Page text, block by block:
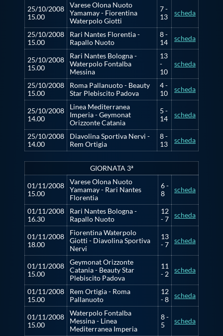
Centri Federali
Area Legislativa
Protezione Civile
Qualità
Sostenibilità
Privacy
Cookie Policy
Archivio News
Flash News
Galleria fotografica
Videogallery
25/10/2008
15.00
Varese Olona Nuoto
Yamamay - Fiorentina
Waterpolo Giotti
7 -
13
scheda
25/10/2008
15.00
Rari Nantes Florentia -
Rapallo Nuoto
8 -
14
scheda
25/10/2008
15.00
Rari Nantes Bologna -
Waterpolo Fontalba
Messina
13
-
10
scheda
25/10/2008
15.00
Roma Pallanuoto - Beauty
Star Plebiscito Padova
4 -
10
scheda
25/10/2008
14.00
Linea Mediterranea
Imperia - Geymonat
Orizzonte Catania
5 -
14
scheda
25/10/2008
14.00
Diavolina Sportiva Nervi -
Rem Ortigia
8 -
13
scheda
GIORNATA 3ª
01/11/2008
15.00
Varese Olona Nuoto
Yamamay - Rari Nantes
Florentia
6 -
8
scheda
01/11/2008
16.30
Rari Nantes Bologna -
Rapallo Nuoto
12
- 7
scheda
01/11/2008
18.00
Fiorentina Waterpolo
Giotti - Diavolina Sportiva
Nervi
13
- 7
scheda
01/11/2008
15.00
Geymonat Orizzonte
Catania - Beauty Star
Plebiscito Padova
11
- 2
scheda
01/11/2008
15.00
Rem Ortigia - Roma
Pallanuoto
12
- 8
scheda
01/11/2008
15.00
Waterpolo Fontalba
Messina - Linea
Mediterranea Imperia
8 -
5
scheda